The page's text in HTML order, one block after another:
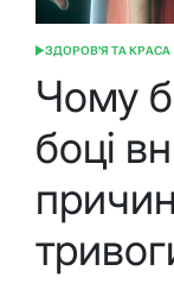
ОПУБЛІКУВАТИ
ЗДОРОВ'Я ТА КРАСА
Чому
боці